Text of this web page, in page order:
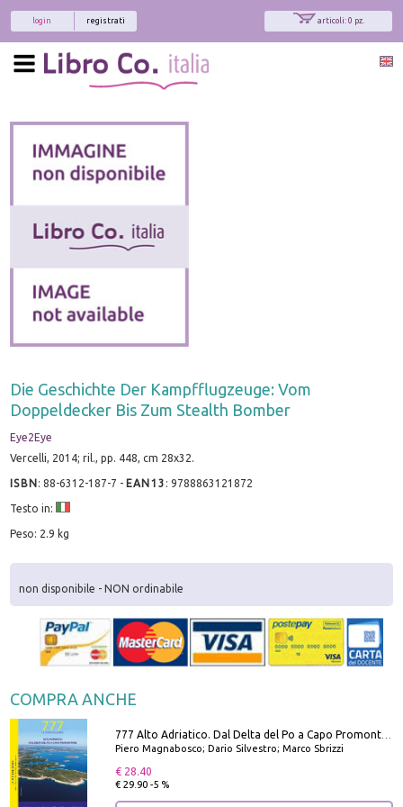
articoli: 0 pz.
registrati
login
Die Geschichte Der Kampfflugzeuge: Vom
Doppeldecker Bis Zum Stealth Bomber
Eye2Eye
Vercelli, 2014; ril., pp. 448, cm 28x32.
ISBN:88-6312-187-7 - EAN13 :9788863121872
Testo in:
Peso: 2.9 kg
non disponibile - NON ordinabile
COMPRA ANCHE
777 Alto Adriatico. Dal Delta del Po a Capo Promontore. Con QR Code
Piero Magnabosco; Dario Silvestro; Marco Sbrizzi
€ 28.40
€ 29.90 -5 %